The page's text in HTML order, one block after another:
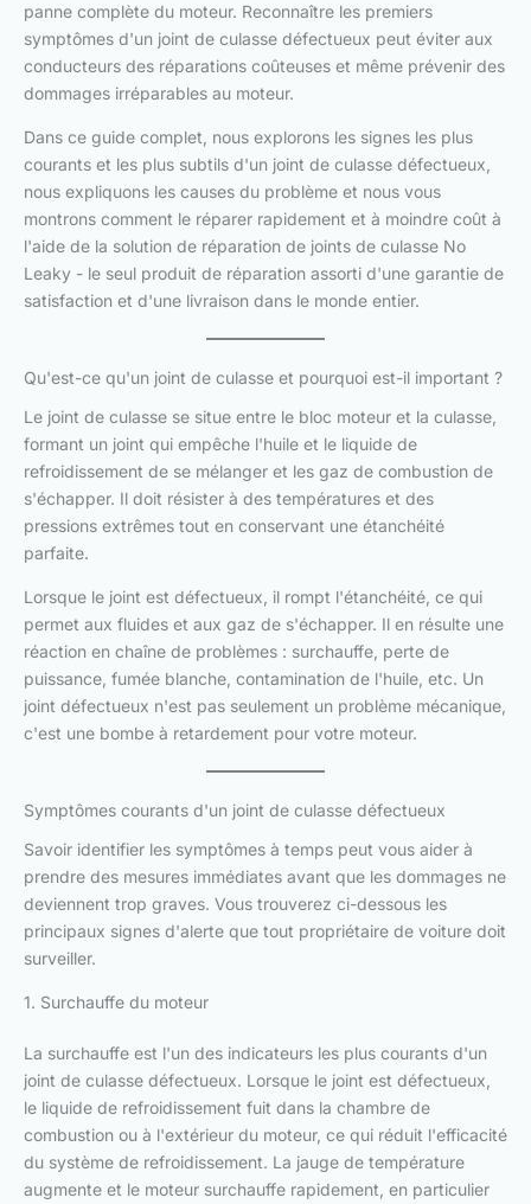
panne complète du moteur. Reconnaître les premiers
symptômes d'un joint de culasse défectueux peut éviter aux
conducteurs des réparations coûteuses et même prévenir des
dommages irréparables au moteur.
Dans ce guide complet, nous explorons les signes les plus
courants et les plus subtils d'un joint de culasse défectueux,
nous expliquons les causes du problème et nous vous
montrons comment le réparer rapidement et à moindre coût à
l'aide de la solution de réparation de joints de culasse No
Leaky - le seul produit de réparation assorti d'une garantie de
satisfaction et d'une livraison dans le monde entier.
Qu'est-ce qu'un joint de culasse et pourquoi est-il important ?
Le joint de culasse se situe entre le bloc moteur et la culasse,
formant un joint qui empêche l'huile et le liquide de
refroidissement de se mélanger et les gaz de combustion de
s'échapper. Il doit résister à des températures et des
pressions extrêmes tout en conservant une étanchéité
parfaite.
Lorsque le joint est défectueux, il rompt l'étanchéité, ce qui
permet aux fluides et aux gaz de s'échapper. Il en résulte une
réaction en chaîne de problèmes : surchauffe, perte de
puissance, fumée blanche, contamination de l'huile, etc. Un
joint défectueux n'est pas seulement un problème mécanique,
c'est une bombe à retardement pour votre moteur.
Symptômes courants d'un joint de culasse défectueux
Savoir identifier les symptômes à temps peut vous aider à
prendre des mesures immédiates avant que les dommages ne
deviennent trop graves. Vous trouverez ci-dessous les
principaux signes d'alerte que tout propriétaire de voiture doit
surveiller.
1. Surchauffe du moteur
La surchauffe est l'un des indicateurs les plus courants d'un
joint de culasse défectueux. Lorsque le joint est défectueux,
le liquide de refroidissement fuit dans la chambre de
combustion ou à l'extérieur du moteur, ce qui réduit l'efficacité
du système de refroidissement. La jauge de température
augmente et le moteur surchauffe rapidement, en particulier